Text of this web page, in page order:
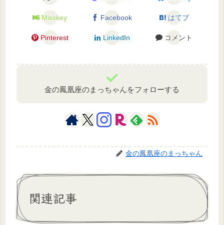
Misskey Facebook はてブ
Pinterest LinkedIn コメント
金の鳳凰座のまっちゃんをフォローする
金の鳳凰座のまっちゃん
関連記事